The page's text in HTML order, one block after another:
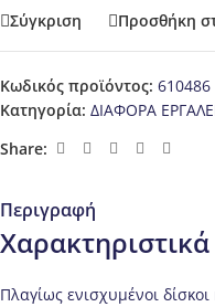
Σύγκριση Προσθήκη
Κωδικός προϊόντος: 610486
Κατηγορία: ΔΙΑΦΟΡΑ
Share:
Περιγραφή
Πλαγίως ενισχυμένοι